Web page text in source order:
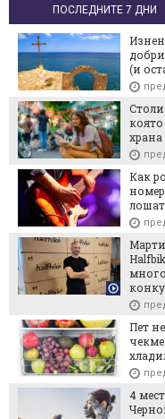
ПОСЛЕДНИТЕ 7 ДНИ
(и
храна
Как
номер
Пет
4